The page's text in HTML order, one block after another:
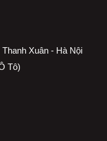
Xuân - Hà Nội
Tô)